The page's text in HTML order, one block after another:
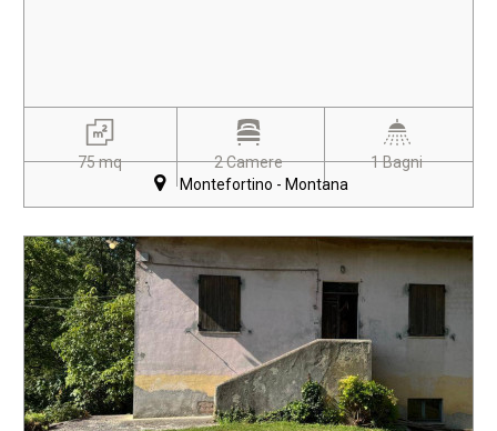
75 mq 2 Camere
1 Bagni
Montefortino - Montana